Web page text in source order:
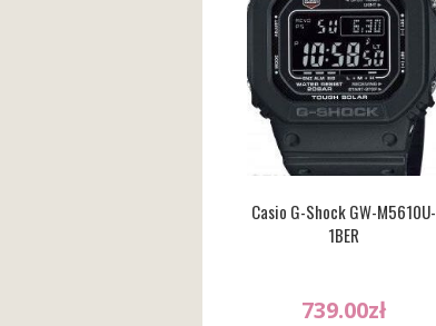
Casio G-Shock GW-M5610U-
1BER
739.00zł